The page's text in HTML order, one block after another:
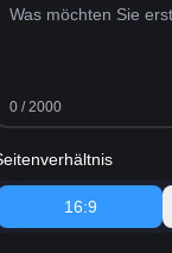
0 / 2000
16:9